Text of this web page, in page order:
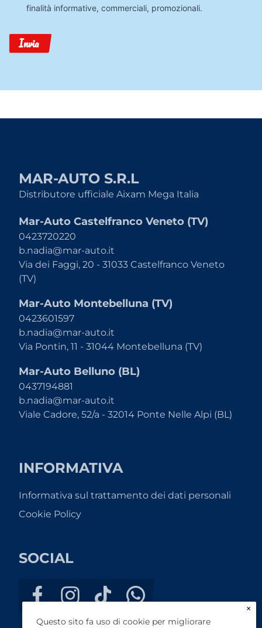
finalità informative, commerciali, promozionali.
Invia
MAR-AUTO S.R.L
Distributore ufficiale Aixam Mega Italia
Mar-Auto Castelfranco Veneto (TV)
0423720220
b.nadia@mar-auto.it
Via dei Faggi, 20 - 31033 Castelfranco Veneto
(TV)
Mar-Auto Montebelluna (TV)
0423601597
b.nadia@mar-auto.it
Via Pontin, 11 - 31044 Montebelluna (TV)
Mar-Auto Belluno (BL)
0437194881
b.nadia@mar-auto.it
Viale Cadore, 52/a - 32014 Ponte Nelle Alpi (BL)
INFORMATIVA
Informativa sul trattamento dei dati personali
Cookie Policy
SOCIAL
×
Questo sito fa uso di cookie per migliorare